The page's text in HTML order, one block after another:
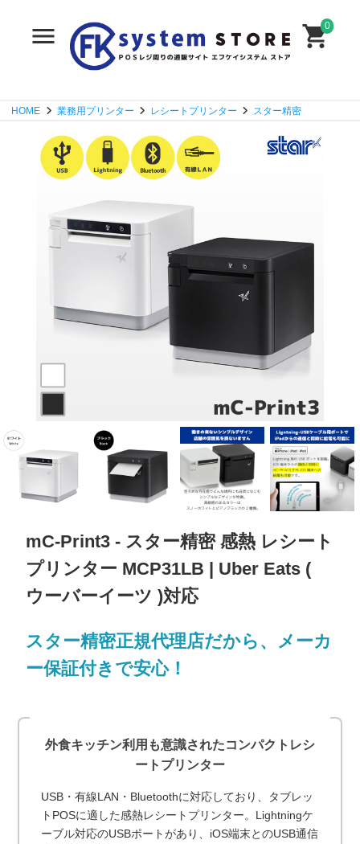
0
HOME 業務用プリンター レシートプリンター スター精密
mC-Print3 - スター精密 感熱 レシート
プリンター MCP31LB | Uber Eats (
ウーバーイーツ )対応
スター精密正規代理店だから、メーカ
ー保証付きで安心！
外食キッチン利用も意識されたコンパクトレシ
ートプリンター
USB・有線LAN・Bluetoothに対応しており、タブレッ
トPOSに適した感熱レシートプリンター。Lightningケ
ーブル対応のUSBポートがあり、iOS端末とのUSB通信